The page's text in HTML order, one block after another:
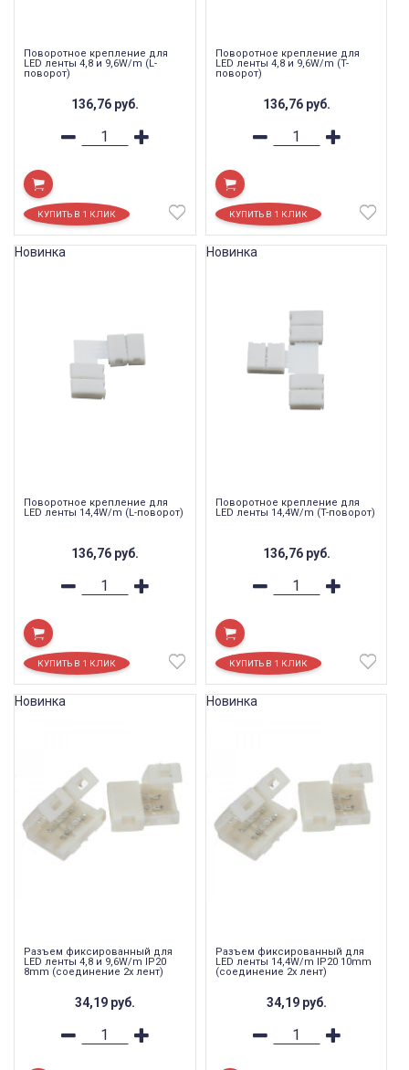
Поворотное крепление для
LED ленты 4,8 и 9,6W/m (L-
поворот)
136,76 руб.
Поворотное крепление для
LED ленты 4,8 и 9,6W/m (T-
поворот)
136,76 руб.
Поворотное крепление для
LED ленты 14,4W/m (L-поворот)
136,76 руб.
Новинка
Поворотное крепление для
LED ленты 14,4W/m (T-поворот)
136,76 руб.
Новинка
Разъем фиксированный для
LED ленты 4,8 и 9,6W/m IP20
8mm (соединение 2х лент)
34,19 руб.
Новинка
Разъем фиксированный для
LED ленты 14,4W/m IP20 10mm
(соединение 2х лент)
34,19 руб.
Новинка